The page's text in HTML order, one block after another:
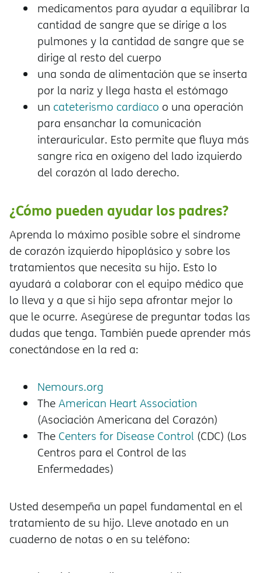
medicamentos para ayudar a equilibrar la
cantidad de sangre que se dirige a los
pulmones y la cantidad de sangre que se
dirige al resto del cuerpo
una sonda de alimentación que se inserta
por la nariz y llega hasta el estómago
un cateterismo cardíaco o una operación
para ensanchar la comunicación
interauricular. Esto permite que fluya más
sangre rica en oxígeno del lado izquierdo
del corazón al lado derecho.
¿Cómo pueden ayudar los padres?
Aprenda lo máximo posible sobre el síndrome
de corazón izquierdo hipoplásico y sobre los
tratamientos que necesita su hijo. Esto lo
ayudará a colaborar con el equipo médico que
lo lleva y a que si hijo sepa afrontar mejor lo
que le ocurre. Asegúrese de preguntar todas las
dudas que tenga. También puede aprender más
conectándose en la red a:
Nemours.org
TheAmerican Heart Association
(Asociación Americana del Corazón)
The Centers for Disease Control (CDC) (Los
Centros para el Control de las
Enfermedades)
Usted desempeña un papel fundamental en el
tratamiento de su hijo. Lleve anotado en un
cuaderno de notas o en su teléfono: